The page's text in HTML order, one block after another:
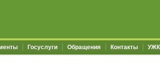
Госуслуги Обращения Контакты